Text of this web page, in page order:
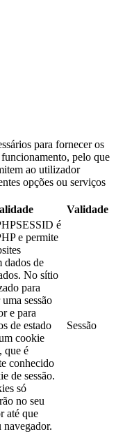
para fornecer os
pelo que
ao utilizador
opções ou serviços
Validade
é
e permite
dados de
No sítio
para
sessão
e para
de estado
cookie
que é
conhecido
de sessão.
só
no seu
até que
navegador.
Sessão